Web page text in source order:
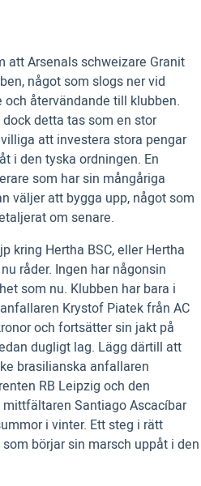
att Arsenals schweizare Granit
något som slogs ner vid
återvändande till klubben.
detta tas som en stor
att investera stora pengar
i den tyska ordningen. En
som har sin mångåriga
väljer att bygga upp, något som
om senare.
kring Hertha BSC, eller Hertha
råder. Ingen har någonsin
som nu. Klubben har bara i
Krystof Piatek från AC
och fortsätter sin jakt på
dugligt lag. Lägg därtill att
brasilianska anfallaren
RB Leipzig och den
Santiago Ascacíbar
i vinter. Ett steg i rätt
börjar sin marsch uppåt i den